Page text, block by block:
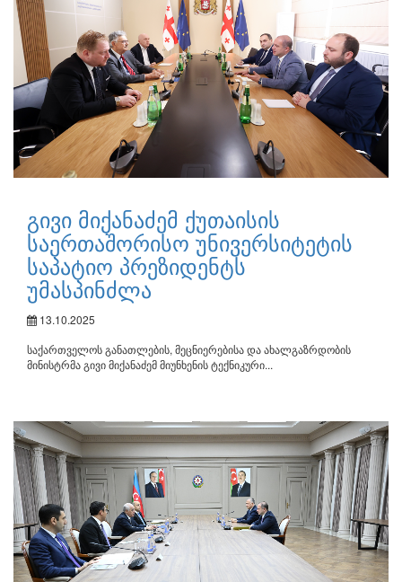
გივი მიქანაძემ ქუთაისის
საერთაშორისო უნივერსიტეტის
საპატიო პრეზიდენტს
უმასპინძლა
13.10.2025
საქართველოს განათლების, მეცნიერებისა და ახალგაზრდობის
მინისტრმა გივი მიქანაძემ მიუნხენის ტექნიკური...